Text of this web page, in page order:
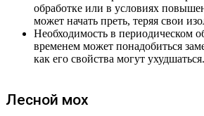
обработке или в условиях
может начать преть, теряя свои
Необходимость в периодическом
временем может понадобиться
как его свойства могут ухудшаться.
Лесной мох